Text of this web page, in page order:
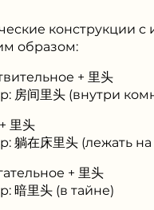
конструкции с
образом:
+ 里头
房间里头 (внутри
里头
躺在床里头 (лежать
+ 里头
暗里头 (в тайне)